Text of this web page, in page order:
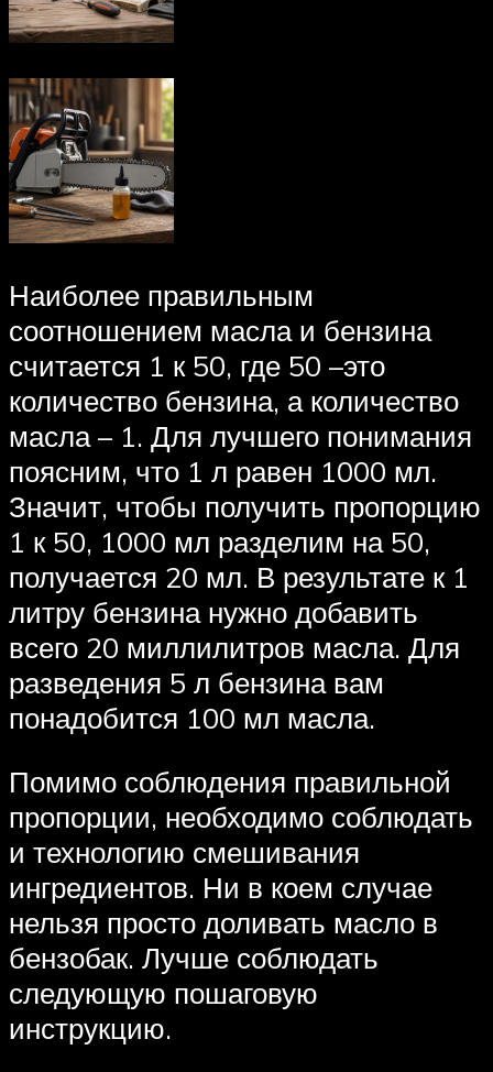
Наиболее правильным
соотношением масла и бензина
считается 1 к 50, где 50 –это
количество бензина, а количество
масла – 1. Для лучшего понимания
поясним, что 1 л равен 1000 мл.
Значит, чтобы получить пропорцию
1 к 50, 1000 мл разделим на 50,
получается 20 мл. В результате к 1
литру бензина нужно добавить
всего 20 миллилитров масла. Для
разведения 5 л бензина вам
понадобится 100 мл масла.
Помимо соблюдения правильной
пропорции, необходимо соблюдать
и технологию смешивания
ингредиентов. Ни в коем случае
нельзя просто доливать масло в
бензобак. Лучше соблюдать
следующую пошаговую
инструкцию.